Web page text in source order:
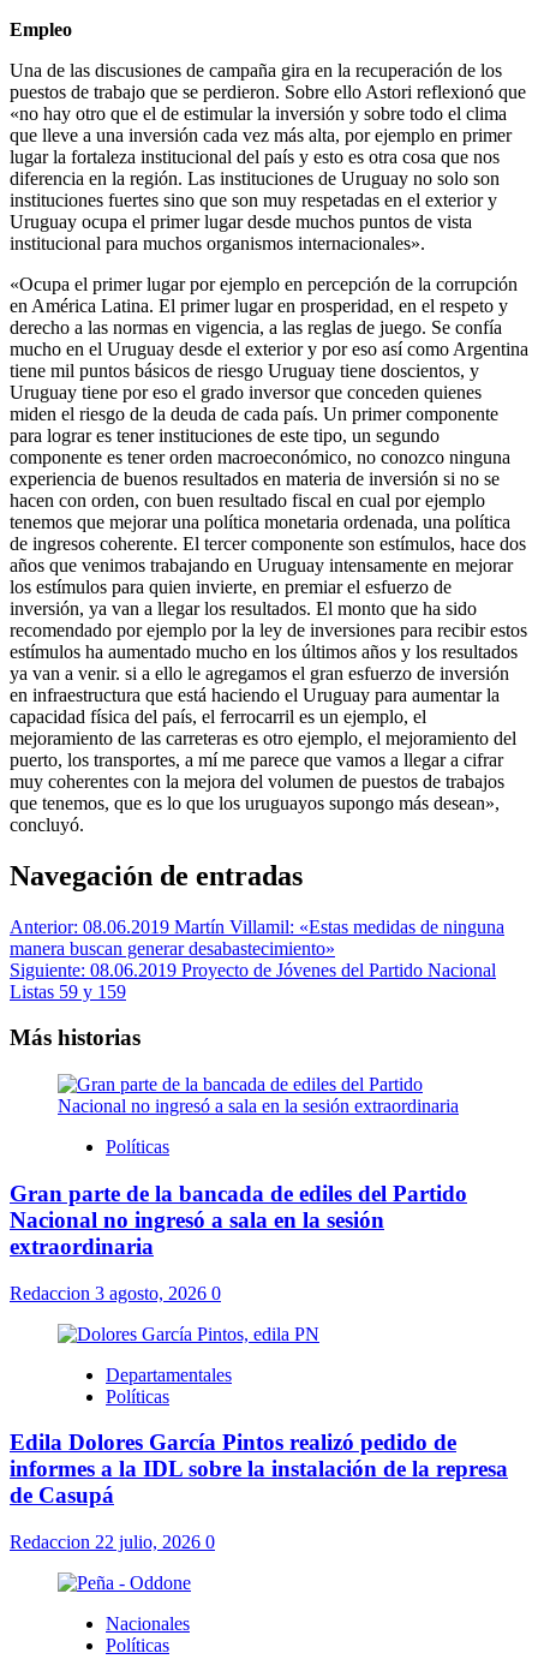
Empleo
Una de las discusiones de campaña gira en la recuperación de los
puestos de trabajo que se perdieron. Sobre ello Astori reflexionó que
«no hay otro que el de estimular la inversión y sobre todo el clima
que lleve a una inversión cada vez más alta, por ejemplo en primer
lugar la fortaleza institucional del país y esto es otra cosa que nos
diferencia en la región. Las instituciones de Uruguay no solo son
instituciones fuertes sino que son muy respetadas en el exterior y
Uruguay ocupa el primer lugar desde muchos puntos de vista
institucional para muchos organismos internacionales».
«Ocupa el primer lugar por ejemplo en percepción de la corrupción
en América Latina. El primer lugar en prosperidad, en el respeto y
derecho a las normas en vigencia, a las reglas de juego. Se confía
mucho en el Uruguay desde el exterior y por eso así como Argentina
tiene mil puntos básicos de riesgo Uruguay tiene doscientos, y
Uruguay tiene por eso el grado inversor que conceden quienes
miden el riesgo de la deuda de cada país. Un primer componente
para lograr es tener instituciones de este tipo, un segundo
componente es tener orden macroeconómico, no conozco ninguna
experiencia de buenos resultados en materia de inversión si no se
hacen con orden, con buen resultado fiscal en cual por ejemplo
tenemos que mejorar una política monetaria ordenada, una política
de ingresos coherente. El tercer componente son estímulos, hace dos
años que venimos trabajando en Uruguay intensamente en mejorar
los estímulos para quien invierte, en premiar el esfuerzo de
inversión, ya van a llegar los resultados. El monto que ha sido
recomendado por ejemplo por la ley de inversiones para recibir estos
estímulos ha aumentado mucho en los últimos años y los resultados
ya van a venir. si a ello le agregamos el gran esfuerzo de inversión
en infraestructura que está haciendo el Uruguay para aumentar la
capacidad física del país, el ferrocarril es un ejemplo, el
mejoramiento de las carreteras es otro ejemplo, el mejoramiento del
puerto, los transportes, a mí me parece que vamos a llegar a cifrar
muy coherentes con la mejora del volumen de puestos de trabajos
que tenemos, que es lo que los uruguayos supongo más desean»,
concluyó.
Navegación de entradas
Anterior: 08.06.2019 Martín Villamil: «Estas medidas de ninguna
manera buscan generar desabastecimiento»
Siguiente: 08.06.2019 Proyecto de Jóvenes del Partido Nacional
Listas 59 y 159
Más historias
Políticas
Gran parte de la bancada de ediles del Partido
Nacional no ingresó a sala en la sesión
extraordinaria
Redaccion 3 agosto, 2026 0
Departamentales
Políticas
Edila Dolores García Pintos realizó pedido de
informes a la IDL sobre la instalación de la represa
de Casupá
Redaccion 22 julio, 2026 0
Nacionales
Políticas